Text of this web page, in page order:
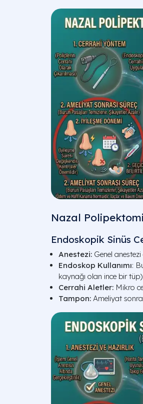
Nazal Polipektomi
Endoskopik Sinüs
Anestezi: Genel
Endoskop Kullanımı:
kaynağı olan ince bir
Cerrahi Aletler: Mikro
Tampon: Ameliyat